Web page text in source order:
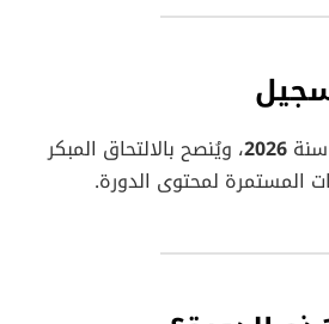
2026، ويُنصح بالالتحاق المبكر
المستمرة لمحتوى الدورة.